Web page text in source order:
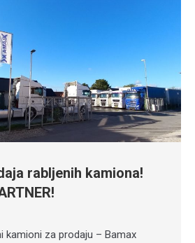
rabljenih kamiona!
kamioni za prodaju – Bamax